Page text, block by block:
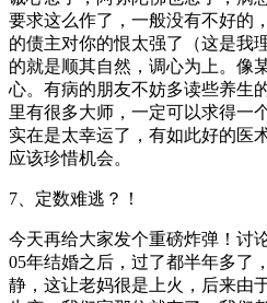
要求这么作了，一般没有不好的
的债主对你的恨太强了（这是我
的就是顺其自然，调心为上。像
心。有病的朋友不妨多读些养生
里有很多大师，一定可以求得一
实在是太幸运了，有如此好的医
应该珍惜机会。
7、定数难逃？！
今天再给大家发个重磅炸弹！讨
05年结婚之后，过了都半年多了
静，这让老妈很是上火，后来由